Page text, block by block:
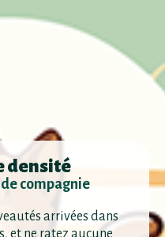
densité
compagnie
arrivées dans
et ne ratez aucune